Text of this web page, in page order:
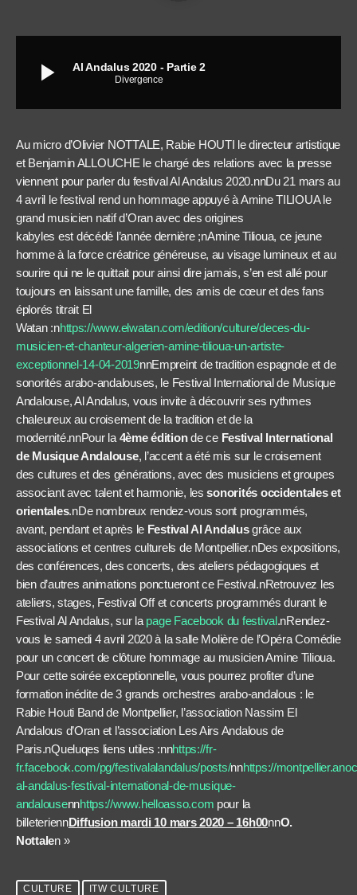
play_arrow Al Andalus 2020 - Partie 2
Divergence
Au micro d’Olivier NOTTALE, Rabie HOUTI le directeur artistique
et Benjamin ALLOUCHE le chargé des relations avec la presse
viennent pour parler du festival Al Andalus 2020.nnDu 21 mars au
4 avril le festival rend un hommage appuyé à Amine TILIOUA le
grand musicien natif d’Oran avec des origines
kabyles est décédé l’année dernière ;nAmine Tilioua, ce jeune
homme à la force créatrice généreuse, au visage lumineux et au
sourire qui ne le quittait pour ainsi dire jamais, s’en est allé pour
toujours en laissant une famille, des amis de cœur et des fans
éplorés titrait El
Watan :nhttps://www.elwatan.com/edition/culture/deces-du-
musicien-et-chanteur-algerien-amine-tilioua-un-artiste-
exceptionnel-14-04-2019nnEmpreint de tradition espagnole et de
sonorités arabo-andalouses, le Festival International de Musique
Andalouse, Al Andalus, vous invite à découvrir ses rythmes
chaleureux au croisement de la tradition et de la
modernité.nnPour la 4ème édition de ce Festival International
de Musique Andalouse, l’accent a été mis sur le croisement
des cultures et des générations, avec des musiciens et groupes
associant avec talent et harmonie, les sonorités occidentales et
orientales.nDe nombreux rendez-vous sont programmés,
avant, pendant et après le Festival Al Andalus grâce aux
associations et centres culturels de Montpellier.nDes expositions,
des conférences, des concerts, des ateliers pédagogiques et
bien d’autres animations ponctueront ce Festival.nRetrouvez les
ateliers, stages, Festival Off et concerts programmés durant le
Festival Al Andalus, sur la page Facebook du festival.nRendez-
vous le samedi 4 avril 2020 à la salle Molière de l’Opéra Comédie
pour un concert de clôture hommage au musicien Amine Tilioua.
Pour cette soirée exceptionnelle, vous pourrez profiter d’une
formation inédite de 3 grands orchestres arabo-andalous : le
Rabie Houti Band de Montpellier, l’association Nassim El
Andalous d’Oran et l’association Les Airs Andalous de
Paris.nQueluqes liens utiles :nnhttps://fr-
fr.facebook.com/pg/festivalalandalus/posts/nnhttps://
al-andalus-festival-international-de-musique-
andalousennhttps://www.helloasso.com pour la
billeteriennDiffusion mardi 10 mars 2020 – 16h00nnO.
Nottalen »
CULTURE ITW CULTURE